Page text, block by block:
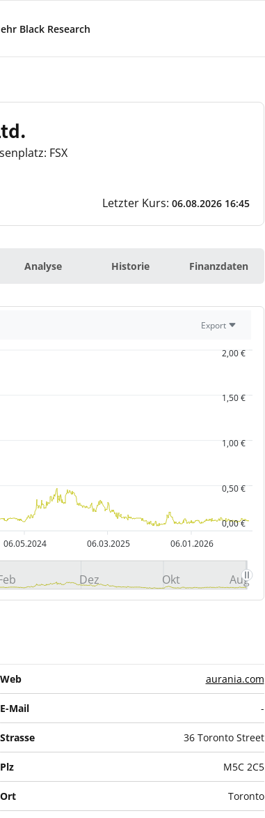
Black Research
FSX
Letzter Kurs: 06.08.2026 16:45
Analyse Historie Finanzdaten
Export
06.05.2024 06.03.2025 06.01.2026
0,00 €
0,50 €
1,00 €
1,50 €
2,00 €
Dez Okt Aug
Web aurania.com
E-Mail -
Strasse 36 Toronto Street
Plz M5C 2C5
Ort Toronto